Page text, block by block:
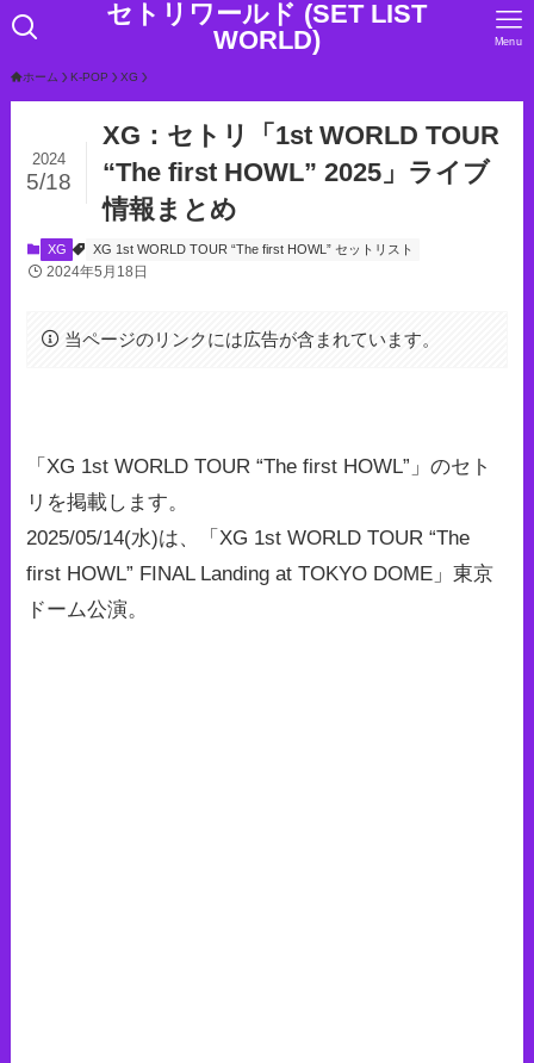
セトリワールド (SET LIST
WORLD)
Menu
ホーム K-POP XG
XG：セトリ「1st WORLD TOUR
“The first HOWL” 2025」ライブ
情報まとめ
2024
5/18
XG XG 1st WORLD TOUR “The first HOWL” セットリスト
2024年5月18日
当ページのリンクには広告が含まれています。
「XG 1st WORLD TOUR “The first HOWL”」のセト
リを掲載します。
2025/05/14(水)は、「XG 1st WORLD TOUR “The
first HOWL” FINAL Landing at TOKYO DOME」東京
ドーム公演。